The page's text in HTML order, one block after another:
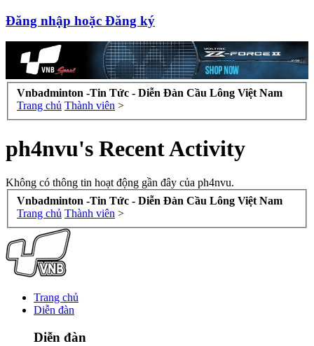
Đăng nhập hoặc Đăng ký
Vnbadminton -Tin Tức - Diễn Đàn Cầu Lông Việt Nam
Trang chủ Thành viên >
ph4nvu's Recent Activity
Không có thông tin hoạt động gần đây của ph4nvu.
Vnbadminton -Tin Tức - Diễn Đàn Cầu Lông Việt Nam
Trang chủ Thành viên >
Trang chủ
Diễn đàn
Diễn đàn